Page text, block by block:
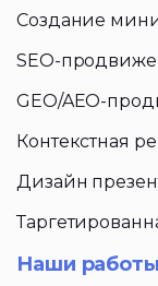
Создание
SEO-
GEO/AEO-
Контекстная
Дизайн
Наши работы